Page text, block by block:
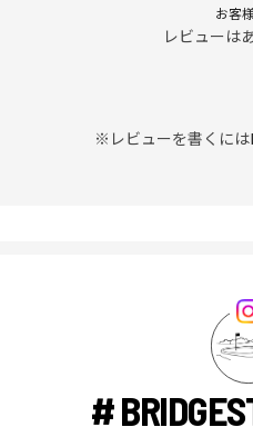
お客
レビューは
※レビューを書くには
#